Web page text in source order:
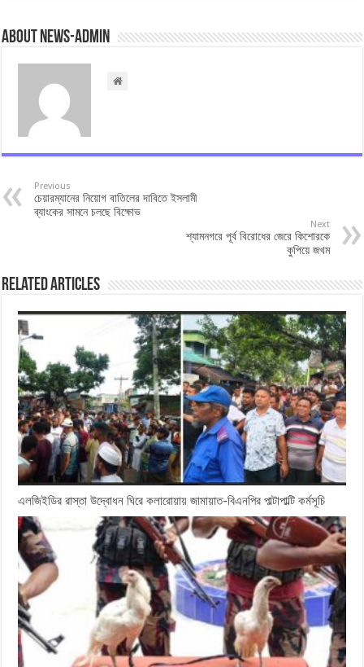
About news-admin
Previous
চেয়ারম্যানের নিয়োগ বাতিলের দাবিতে ইসলামী
ব্যাংকের সামনে চলছে বিক্ষোভ
Next
শ্যামনগরে পূর্ব বিরোধের জেরে কিশোরকে
কুপিয়ে জখম
Related Articles
এলজিইডির রাস্তা উদ্বোধন ঘিরে কলারোয়ায় জামায়াত-বিএনপির পাল্টাপাল্টি কর্মসূচি